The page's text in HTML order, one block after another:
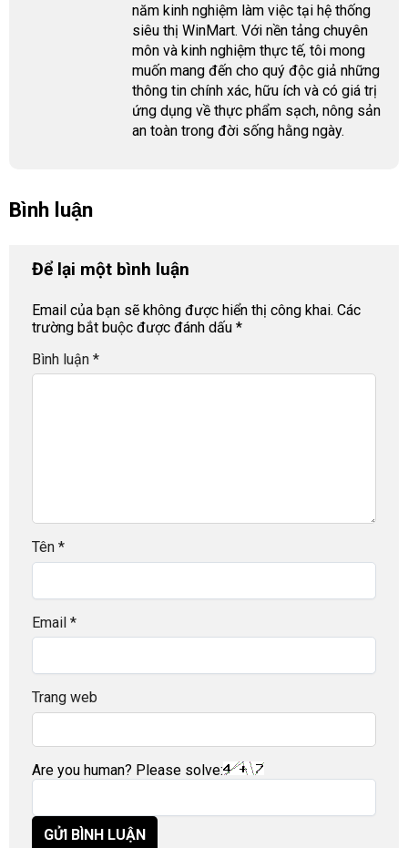
năm kinh nghiệm làm việc tại hệ thống
siêu thị WinMart. Với nền tảng chuyên
môn và kinh nghiệm thực tế, tôi mong
muốn mang đến cho quý độc giả những
thông tin chính xác, hữu ích và có giá trị
ứng dụng về thực phẩm sạch, nông sản
an toàn trong đời sống hằng ngày.
Bình luận
Để lại một bình luận
Email của bạn sẽ không được hiển thị công khai. Các
trường bắt buộc được đánh dấu *
Bình luận *
Tên *
Email *
Trang web
Are you human? Please solve: